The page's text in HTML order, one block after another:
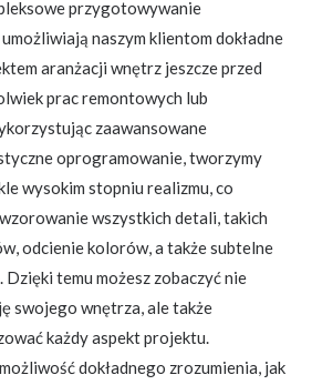
przygotowywanie
naszym klientom dokładne
aranżacji wnętrz jeszcze przed
prac remontowych lub
zaawansowane
oprogramowanie, tworzymy
wysokim stopniu realizmu, co
wszystkich detali, takich
odcienie kolorów, a także subtelne
temu możesz zobaczyć nie
swojego wnętrza, ale także
każdy aspekt projektu.
dokładnego zrozumienia, jak